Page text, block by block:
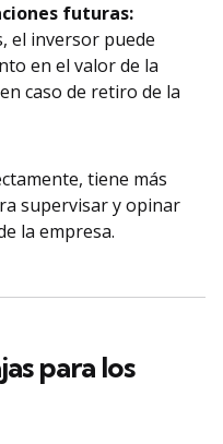
futuras:
el inversor puede
en el valor de la
caso de retiro de la
tiene más
supervisar y opinar
la empresa.
para los